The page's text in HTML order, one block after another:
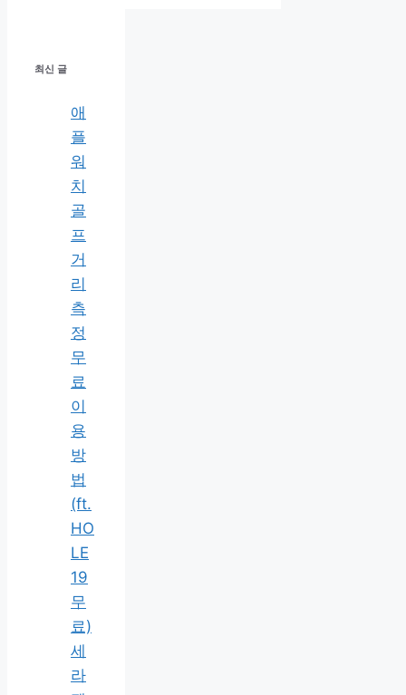
최신 글
애
플
워
치
골
프
거
리
측
정
무
료
이
용
방
법
(ft.
HO
LE
19
무
료)
세
라